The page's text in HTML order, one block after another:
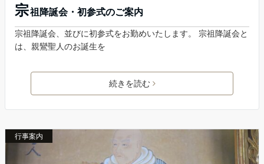
宗祖降誕会・初参式のご案内
宗祖降誕会、並びに初参式をお勤めいたします。 宗祖降誕会と
は、親鸞聖人のお誕生を
続きを読む
行事案内